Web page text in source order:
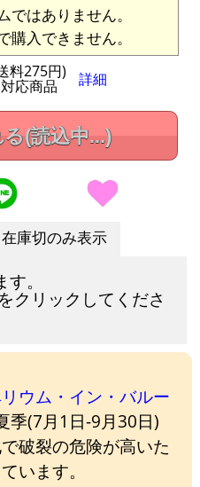
はありません。
購入できません。
料275円)
対応商品 詳細
(読込中...)
在庫切のみ表示
。
をクリックしてくださ
ウム・イン・バルー
季(7月1日-9月30日)
破裂の危険が高いた
います。